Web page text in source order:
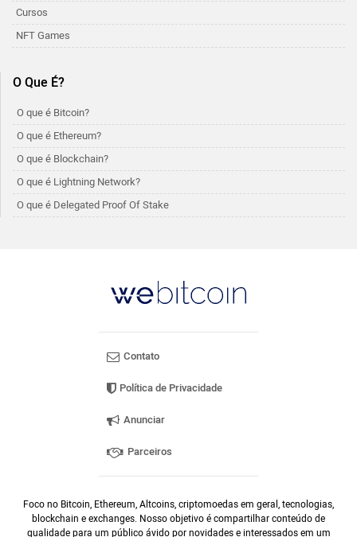
Cursos
NFT Games
O Que É?
O que é Bitcoin?
O que é Ethereum?
O que é Blockchain?
O que é Lightning Network?
O que é Delegated Proof Of Stake
Contato
Política de Privacidade
Anunciar
Parceiros
Foco no Bitcoin, Ethereum, Altcoins, criptomoedas em geral, tecnologias,
blockchain e exchanges. Nosso objetivo é compartilhar conteúdo de
qualidade para um público ávido por novidades e interessados em um